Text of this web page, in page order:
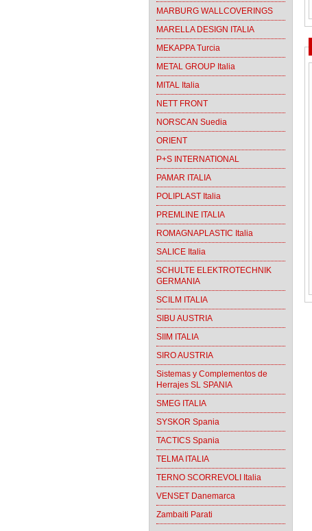
MARBURG WALLCOVERINGS
MARELLA DESIGN ITALIA
MEKAPPA Turcia
METAL GROUP Italia
MITAL Italia
NETT FRONT
NORSCAN Suedia
ORIENT
P+S INTERNATIONAL
PAMAR ITALIA
POLIPLAST Italia
PREMLINE ITALIA
ROMAGNAPLASTIC Italia
SALICE Italia
SCHULTE ELEKTROTECHNIK
GERMANIA
SCILM ITALIA
SIBU AUSTRIA
SIIM ITALIA
SIRO AUSTRIA
Sistemas y Complementos de
Herrajes SL SPANIA
SMEG ITALIA
SYSKOR Spania
TACTICS Spania
TELMA ITALIA
TERNO SCORREVOLI Italia
VENSET Danemarca
Zambaiti Parati